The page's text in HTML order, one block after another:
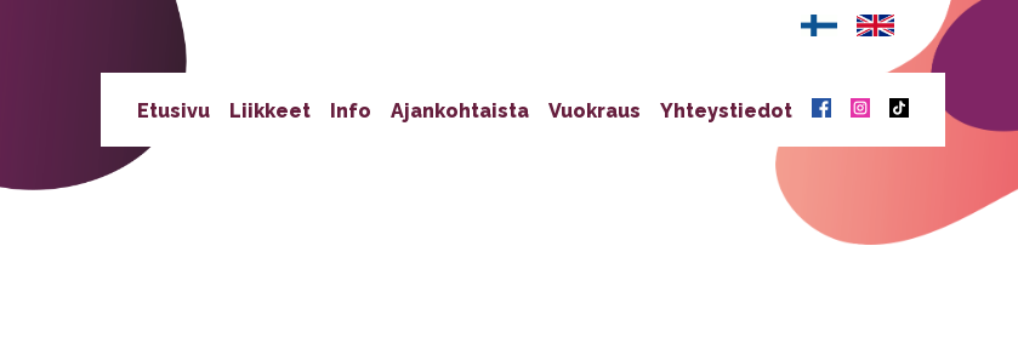
Etusivu Liikkeet Info Ajankohtaista Vuokraus Yhteystiedot